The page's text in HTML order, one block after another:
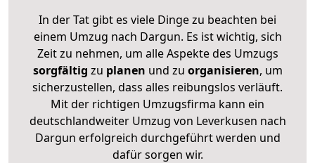
In der Tat gibt es viele Dinge zu beachten bei
einem Umzug nach Dargun. Es ist wichtig, sich
Zeit zu nehmen, um alle Aspekte des Umzugs
sorgfältig zu planen und zu organisieren, um
sicherzustellen, dass alles reibungslos verläuft.
Mit der richtigen Umzugsfirma kann ein
deutschlandweiter Umzug von Leverkusen nach
Dargun erfolgreich durchgeführt werden und
dafür sorgen wir.